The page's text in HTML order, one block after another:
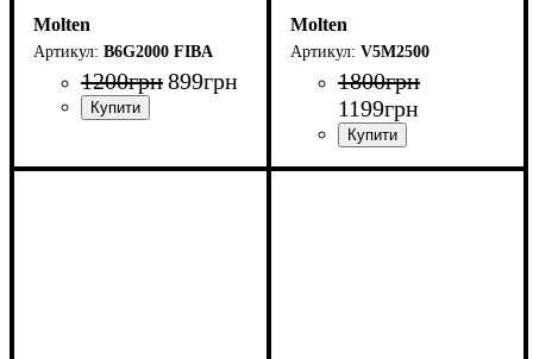
Molten
B6G2000 FIBA
1200грн899грн
Molten
V5M2500
1800грн
1199грн